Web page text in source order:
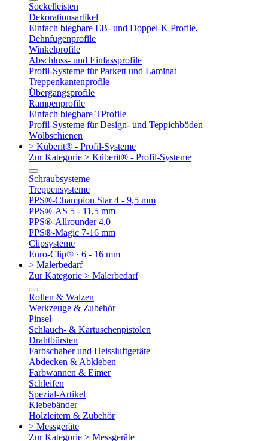
Sockelleisten
Dekorationsartikel
Einfach biegbare EB- und Doppel-K Profile,
Dehnfugenprofile
Winkelprofile
Abschluss- und Einfassprofile
Profil-Systeme für Parkett und Laminat
Treppenkantenprofile
Übergangsprofile
Rampenprofile
Einfach biegbare TProfile
Profil-Systeme für Design- und Teppichböden
Wölbschienen
> Küberit® - Profil-Systeme
Zur Kategorie > Küberit® - Profil-Systeme
Schraubsysteme
Treppensysteme
PPS®-Champion Star 4 - 9,5 mm
PPS®-AS 5 - 11,5 mm
PPS®-Allrounder 4.0
PPS®-Magic 7-16 mm
Clipsysteme
Euro-Clip® · 6 - 16 mm
> Malerbedarf
Zur Kategorie > Malerbedarf
Rollen & Walzen
Werkzeuge & Zubehör
Pinsel
Schlauch- & Kartuschenpistolen
Drahtbürsten
Farbschaber und Heissluftgeräte
Abdecken & Abkleben
Farbwannen & Eimer
Schleifen
Spezial-Artikel
Klebebänder
Holzleitern & Zubehör
> Messgeräte
Zur Kategorie > Messgeräte